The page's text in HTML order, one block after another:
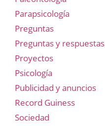
Parapsicología
Preguntas
Preguntas y respuestas
Proyectos
Psicología
Publicidad y anuncios
Record Guiness
Sociedad